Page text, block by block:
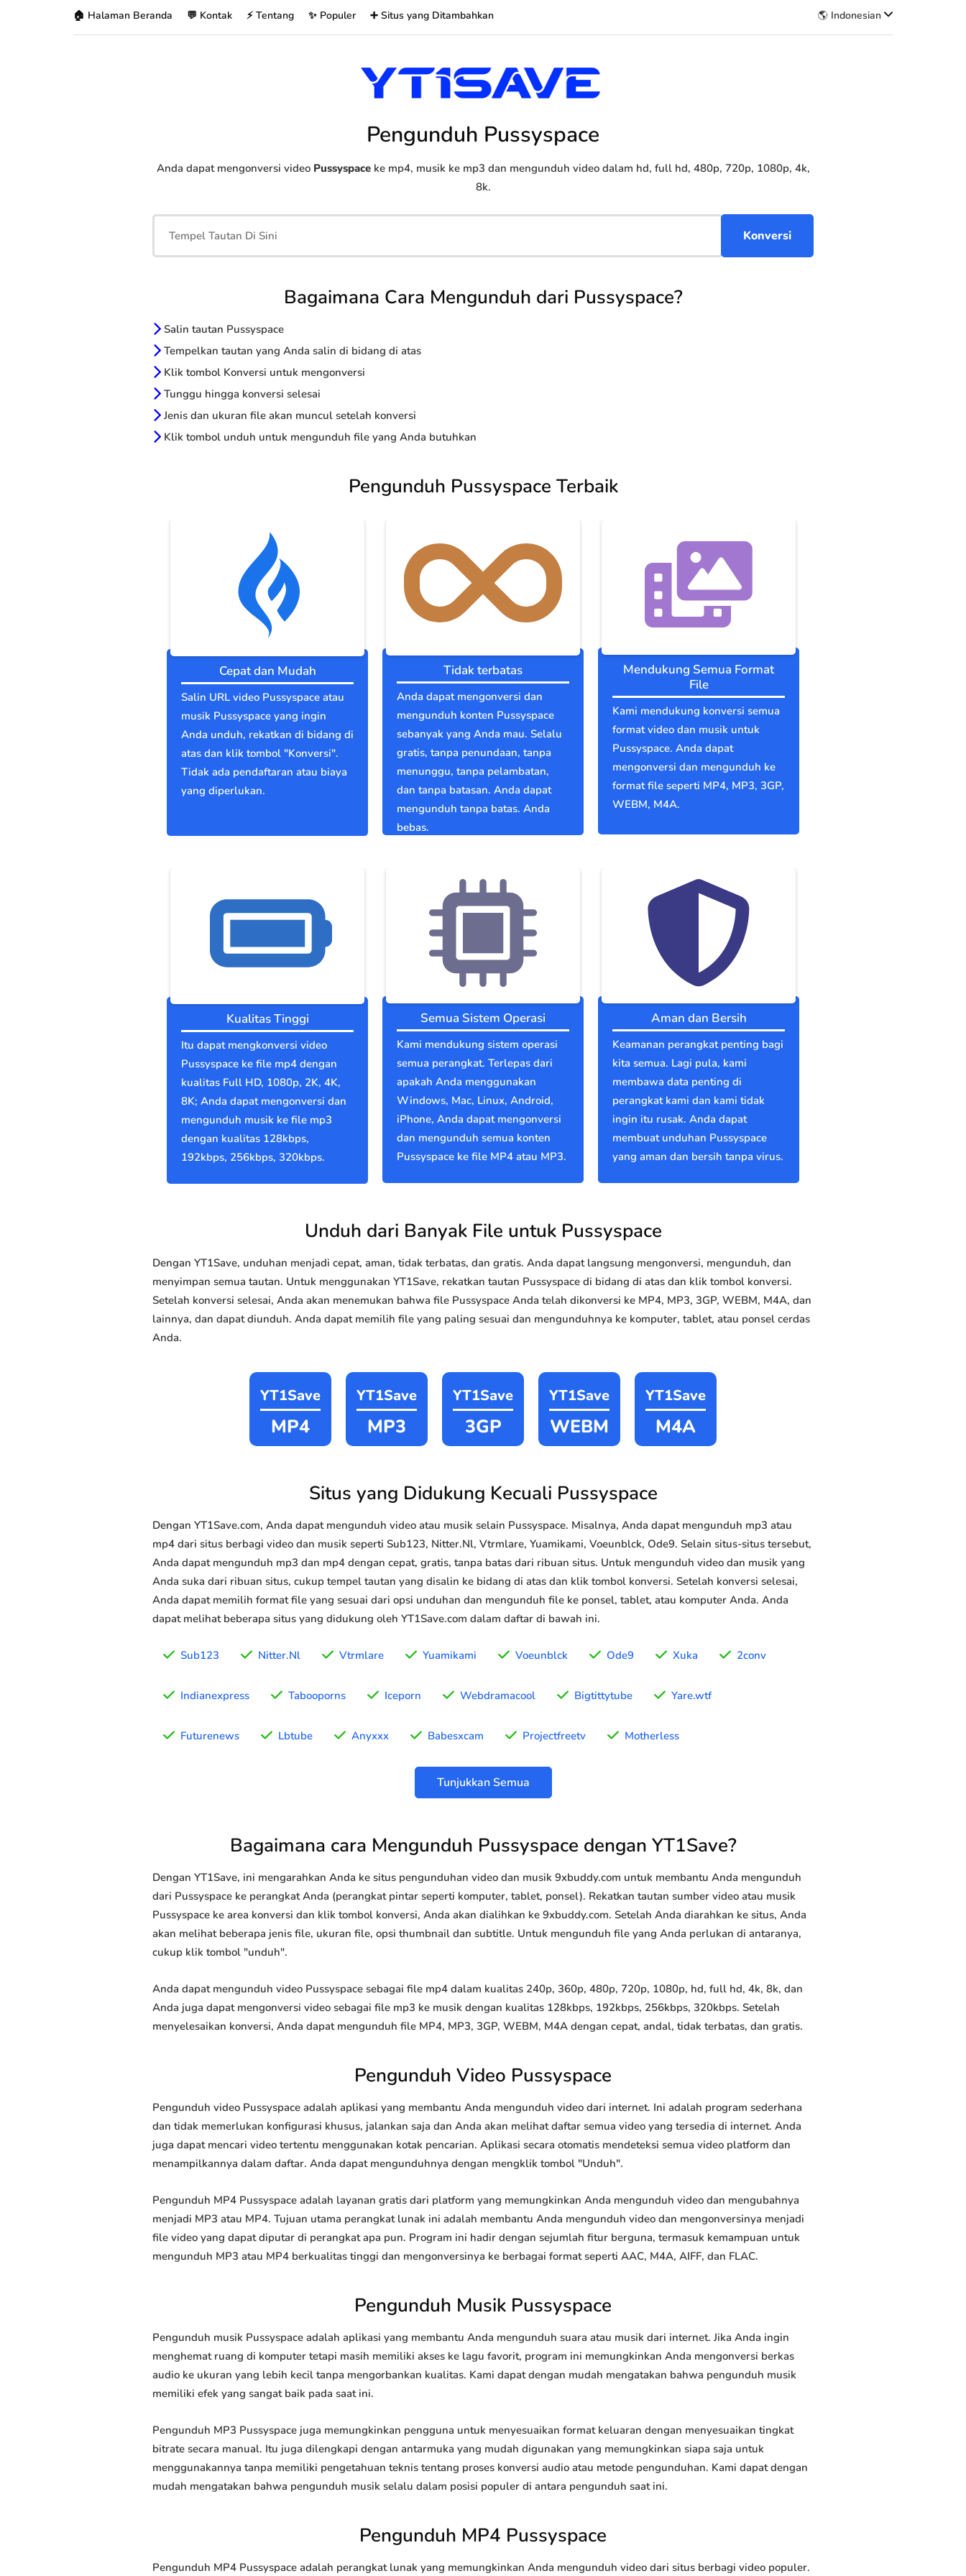
🏠 Halaman Beranda 💬 Kontak ⚡ Tentang ✨ Populer ➕ Situs yang Ditambahkan 🌎 Indonesian
Pengunduh Pussyspace
Anda dapat mengonversi video Pussyspaceke mp4, musik ke mp3 dan mengunduh video dalam hd, full hd, 480p, 720p, 1080p, 4k,
8k.
Bagaimana Cara Mengunduh dari Pussyspace?
Salin tautan Pussyspace
Tempelkan tautan yang Anda salin di bidang di atas
Klik tombol Konversi untuk mengonversi
Tunggu hingga konversi selesai
Jenis dan ukuran file akan muncul setelah konversi
Klik tombol unduh untuk mengunduh file yang Anda butuhkan
Pengunduh Pussyspace Terbaik
Cepat dan Mudah
Salin URL video Pussyspace atau
musik Pussyspace yang ingin
Anda unduh, rekatkan di bidang di
atas dan klik tombol "Konversi".
Tidak ada pendaftaran atau biaya
yang diperlukan.
Tidak terbatas
Anda dapat mengonversi dan
mengunduh konten Pussyspace
sebanyak yang Anda mau. Selalu
gratis, tanpa penundaan, tanpa
menunggu, tanpa pelambatan,
dan tanpa batasan. Anda dapat
mengunduh tanpa batas. Anda
bebas.
Mendukung Semua Format
File
Kami mendukung konversi semua
format video dan musik untuk
Pussyspace. Anda dapat
mengonversi dan mengunduh ke
format file seperti MP4, MP3, 3GP,
WEBM, M4A.
Kualitas Tinggi
Itu dapat mengkonversi video
Pussyspace ke file mp4 dengan
kualitas Full HD, 1080p, 2K, 4K,
8K; Anda dapat mengonversi dan
mengunduh musik ke file mp3
dengan kualitas 128kbps,
192kbps, 256kbps, 320kbps.
Semua Sistem Operasi
Kami mendukung sistem operasi
semua perangkat. Terlepas dari
apakah Anda menggunakan
Windows, Mac, Linux, Android,
iPhone, Anda dapat mengonversi
dan mengunduh semua konten
Pussyspace ke file MP4 atau MP3.
Aman dan Bersih
Keamanan perangkat penting bagi
kita semua. Lagi pula, kami
membawa data penting di
perangkat kami dan kami tidak
ingin itu rusak. Anda dapat
membuat unduhan Pussyspace
yang aman dan bersih tanpa virus.
Unduh dari Banyak File untuk Pussyspace
Dengan YT1Save, unduhan menjadi cepat, aman, tidak terbatas, dan gratis. Anda dapat langsung mengonversi, mengunduh, dan
menyimpan semua tautan. Untuk menggunakan YT1Save, rekatkan tautan Pussyspace di bidang di atas dan klik tombol konversi.
Setelah konversi selesai, Anda akan menemukan bahwa file Pussyspace Anda telah dikonversi ke MP4, MP3, 3GP, WEBM, M4A, dan
lainnya, dan dapat diunduh. Anda dapat memilih file yang paling sesuai dan mengunduhnya ke komputer, tablet, atau ponsel cerdas
Anda.
YT1Save
MP4
YT1Save
MP3
YT1Save
3GP
YT1Save
WEBM
YT1Save
M4A
Situs yang Didukung Kecuali Pussyspace
Dengan YT1Save.com, Anda dapat mengunduh video atau musik selain Pussyspace. Misalnya, Anda dapat mengunduh mp3 atau
mp4 dari situs berbagi video dan musik seperti Sub123, Nitter.Nl, Vtrmlare, Yuamikami, Voeunblck, Ode9. Selain situs-situs tersebut,
Anda dapat mengunduh mp3 dan mp4 dengan cepat, gratis, tanpa batas dari ribuan situs. Untuk mengunduh video dan musik yang
Anda suka dari ribuan situs, cukup tempel tautan yang disalin ke bidang di atas dan klik tombol konversi. Setelah konversi selesai,
Anda dapat memilih format file yang sesuai dari opsi unduhan dan mengunduh file ke ponsel, tablet, atau komputer Anda. Anda
dapat melihat beberapa situs yang didukung oleh YT1Save.com dalam daftar di bawah ini.
Sub123 Nitter.Nl Vtrmlare Yuamikami Voeunblck Ode9 Xuka 2conv
Indianexpress Tabooporns Iceporn Webdramacool Bigtittytube Yare.wtf
Futurenews Lbtube Anyxxx Babesxcam Projectfreetv Motherless
Tunjukkan Semua
Bagaimana cara Mengunduh Pussyspace dengan YT1Save?
Dengan YT1Save, ini mengarahkan Anda ke situs pengunduhan video dan musik 9xbuddy.com untuk membantu Anda mengunduh
dari Pussyspace ke perangkat Anda (perangkat pintar seperti komputer, tablet, ponsel). Rekatkan tautan sumber video atau musik
Pussyspace ke area konversi dan klik tombol konversi, Anda akan dialihkan ke 9xbuddy.com. Setelah Anda diarahkan ke situs, Anda
akan melihat beberapa jenis file, ukuran file, opsi thumbnail dan subtitle. Untuk mengunduh file yang Anda perlukan di antaranya,
cukup klik tombol "unduh".
Anda dapat mengunduh video Pussyspace sebagai file mp4 dalam kualitas 240p, 360p, 480p, 720p, 1080p, hd, full hd, 4k, 8k, dan
Anda juga dapat mengonversi video sebagai file mp3 ke musik dengan kualitas 128kbps, 192kbps, 256kbps, 320kbps. Setelah
menyelesaikan konversi, Anda dapat mengunduh file MP4, MP3, 3GP, WEBM, M4A dengan cepat, andal, tidak terbatas, dan gratis.
Pengunduh Video Pussyspace
Pengunduh video Pussyspace adalah aplikasi yang membantu Anda mengunduh video dari internet. Ini adalah program sederhana
dan tidak memerlukan konfigurasi khusus, jalankan saja dan Anda akan melihat daftar semua video yang tersedia di internet. Anda
juga dapat mencari video tertentu menggunakan kotak pencarian. Aplikasi secara otomatis mendeteksi semua video platform dan
menampilkannya dalam daftar. Anda dapat mengunduhnya dengan mengklik tombol "Unduh".
Pengunduh MP4 Pussyspace adalah layanan gratis dari platform yang memungkinkan Anda mengunduh video dan mengubahnya
menjadi MP3 atau MP4. Tujuan utama perangkat lunak ini adalah membantu Anda mengunduh video dan mengonversinya menjadi
file video yang dapat diputar di perangkat apa pun. Program ini hadir dengan sejumlah fitur berguna, termasuk kemampuan untuk
mengunduh MP3 atau MP4 berkualitas tinggi dan mengonversinya ke berbagai format seperti AAC, M4A, AIFF, dan FLAC.
Pengunduh Musik Pussyspace
Pengunduh musik Pussyspace adalah aplikasi yang membantu Anda mengunduh suara atau musik dari internet. Jika Anda ingin
menghemat ruang di komputer tetapi masih memiliki akses ke lagu favorit, program ini memungkinkan Anda mengonversi berkas
audio ke ukuran yang lebih kecil tanpa mengorbankan kualitas. Kami dapat dengan mudah mengatakan bahwa pengunduh musik
memiliki efek yang sangat baik pada saat ini.
Pengunduh MP3 Pussyspace juga memungkinkan pengguna untuk menyesuaikan format keluaran dengan menyesuaikan tingkat
bitrate secara manual. Itu juga dilengkapi dengan antarmuka yang mudah digunakan yang memungkinkan siapa saja untuk
menggunakannya tanpa memiliki pengetahuan teknis tentang proses konversi audio atau metode pengunduhan. Kami dapat dengan
mudah mengatakan bahwa pengunduh musik selalu dalam posisi populer di antara pengunduh saat ini.
Pengunduh MP4 Pussyspace
Pengunduh MP4 Pussyspace adalah perangkat lunak yang memungkinkan Anda mengunduh video dari situs berbagi video populer.